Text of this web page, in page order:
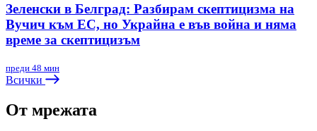
Зеленски в Белград: Разбирам скептицизма на
Вучич към ЕС, но Украйна е във война и няма
време за скептицизъм
преди 48 мин
Всички
От мрежата